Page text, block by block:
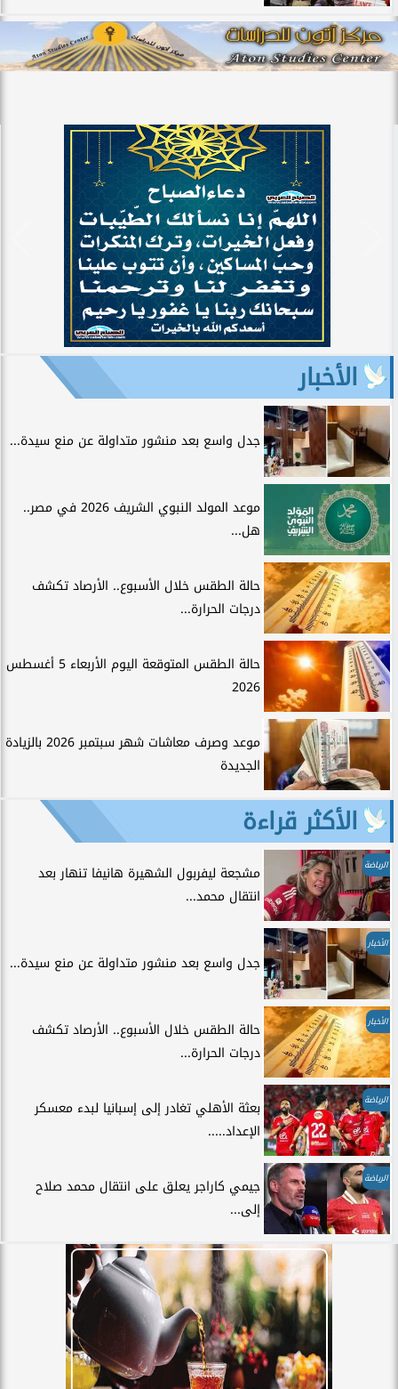
الأخبار
جدل واسع بعد منشور متداولة عن منع سيدة...
موعد المولد النبوي الشريف 2026 في مصر..
هل...
حالة الطقس خلال الأسبوع.. الأرصاد تكشف
درجات الحرارة...
حالة الطقس المتوقعة اليوم الأربعاء 5 أغسطس
2026
موعد وصرف معاشات شهر سبتمبر 2026 بالزيادة
الجديدة
الأكثر قراءة
الرياضة
مشجعة ليفربول الشهيرة هانيفا تنهار بعد
انتقال محمد...
الأخبار
جدل واسع بعد منشور متداولة عن منع سيدة...
الأخبار
حالة الطقس خلال الأسبوع.. الأرصاد تكشف
درجات الحرارة...
الرياضة
بعثة الأهلي تغادر إلى إسبانيا لبدء معسكر
الإعداد.....
الرياضة
جيمي كاراجر يعلق على انتقال محمد صلاح
إلى...